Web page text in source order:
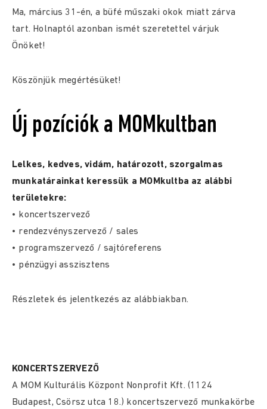
Ma, március 31-én, a büfé műszaki okok miatt zárva
tart. Holnaptól azonban ismét szeretettel várjuk
Önöket!
Köszönjük megértésüket!
Új pozíciók a MOMkultban
Lelkes, kedves, vidám, határozott, szorgalmas
munkatárainkat keressük a MOMkultba az alábbi
területekre:
• koncertszervező
• rendezvényszervező / sales
• programszervező / sajtóreferens
• pénzügyi asszisztens
Részletek és jelentkezés az alábbiakban.
KONCERTSZERVEZŐ
A MOM Kulturális Központ Nonprofit Kft. (1124
Budapest, Csörsz utca 18.) koncertszervező munkakörbe